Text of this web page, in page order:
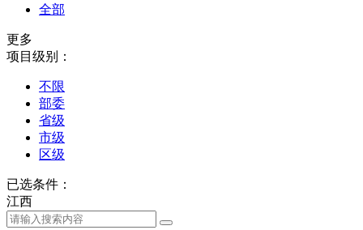
全部
更多
项目级别：
不限
部委
省级
市级
区级
已选条件：
江西